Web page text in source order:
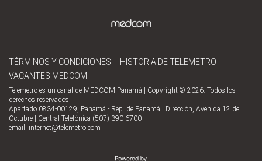
TÉRMINOS Y CONDICIONES
HISTORIA DE TELEMETRO
VACANTES MEDCOM
Telemetro es un canal de MEDCOM Panamá | Copyright © 2026. Todos los
derechos reservados.
Apartado 0834-00129, Panamá - Rep. de Panamá | Dirección, Avenida 12 de
Octubre | Central Telefónica (507) 390-6700
email: internet@telemetro.com